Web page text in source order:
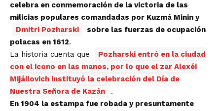
celebra en conmemoración de la victoria de las
milicias populares comandadas por Kuzmá Minin y
Dmitri Pozharski
sobre las fuerzas de ocupación
polacas en 1612.
La historia cuenta que
Pozharski entró en la ciudad
con el icono en las manos, por lo que el zar Alexéi
Mijáilovich instituyó la celebración del Día de
Nuestra Señora de Kazán
.
En 1904 la estampa fue robada y presuntamente